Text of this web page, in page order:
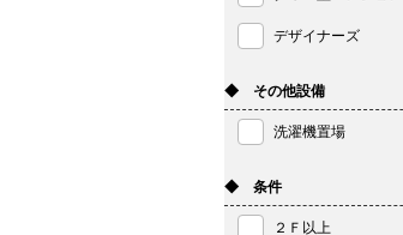
デザイナーズ
◆ その他設備
洗濯機置場
◆ 条件
２Ｆ以上